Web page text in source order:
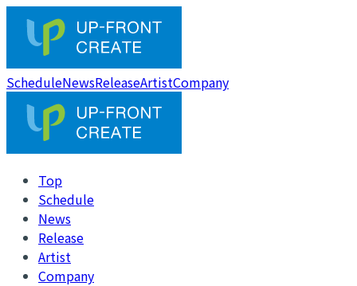
ScheduleNewsReleaseArtistCompany
Top
Schedule
News
Release
Artist
Company